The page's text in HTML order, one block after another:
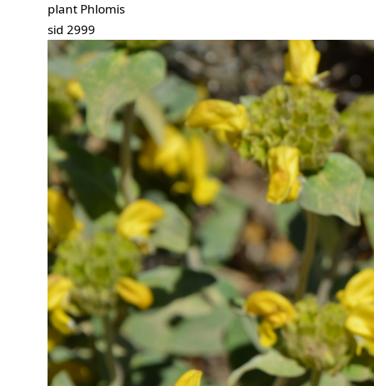
plant Phlomis
sid 2999